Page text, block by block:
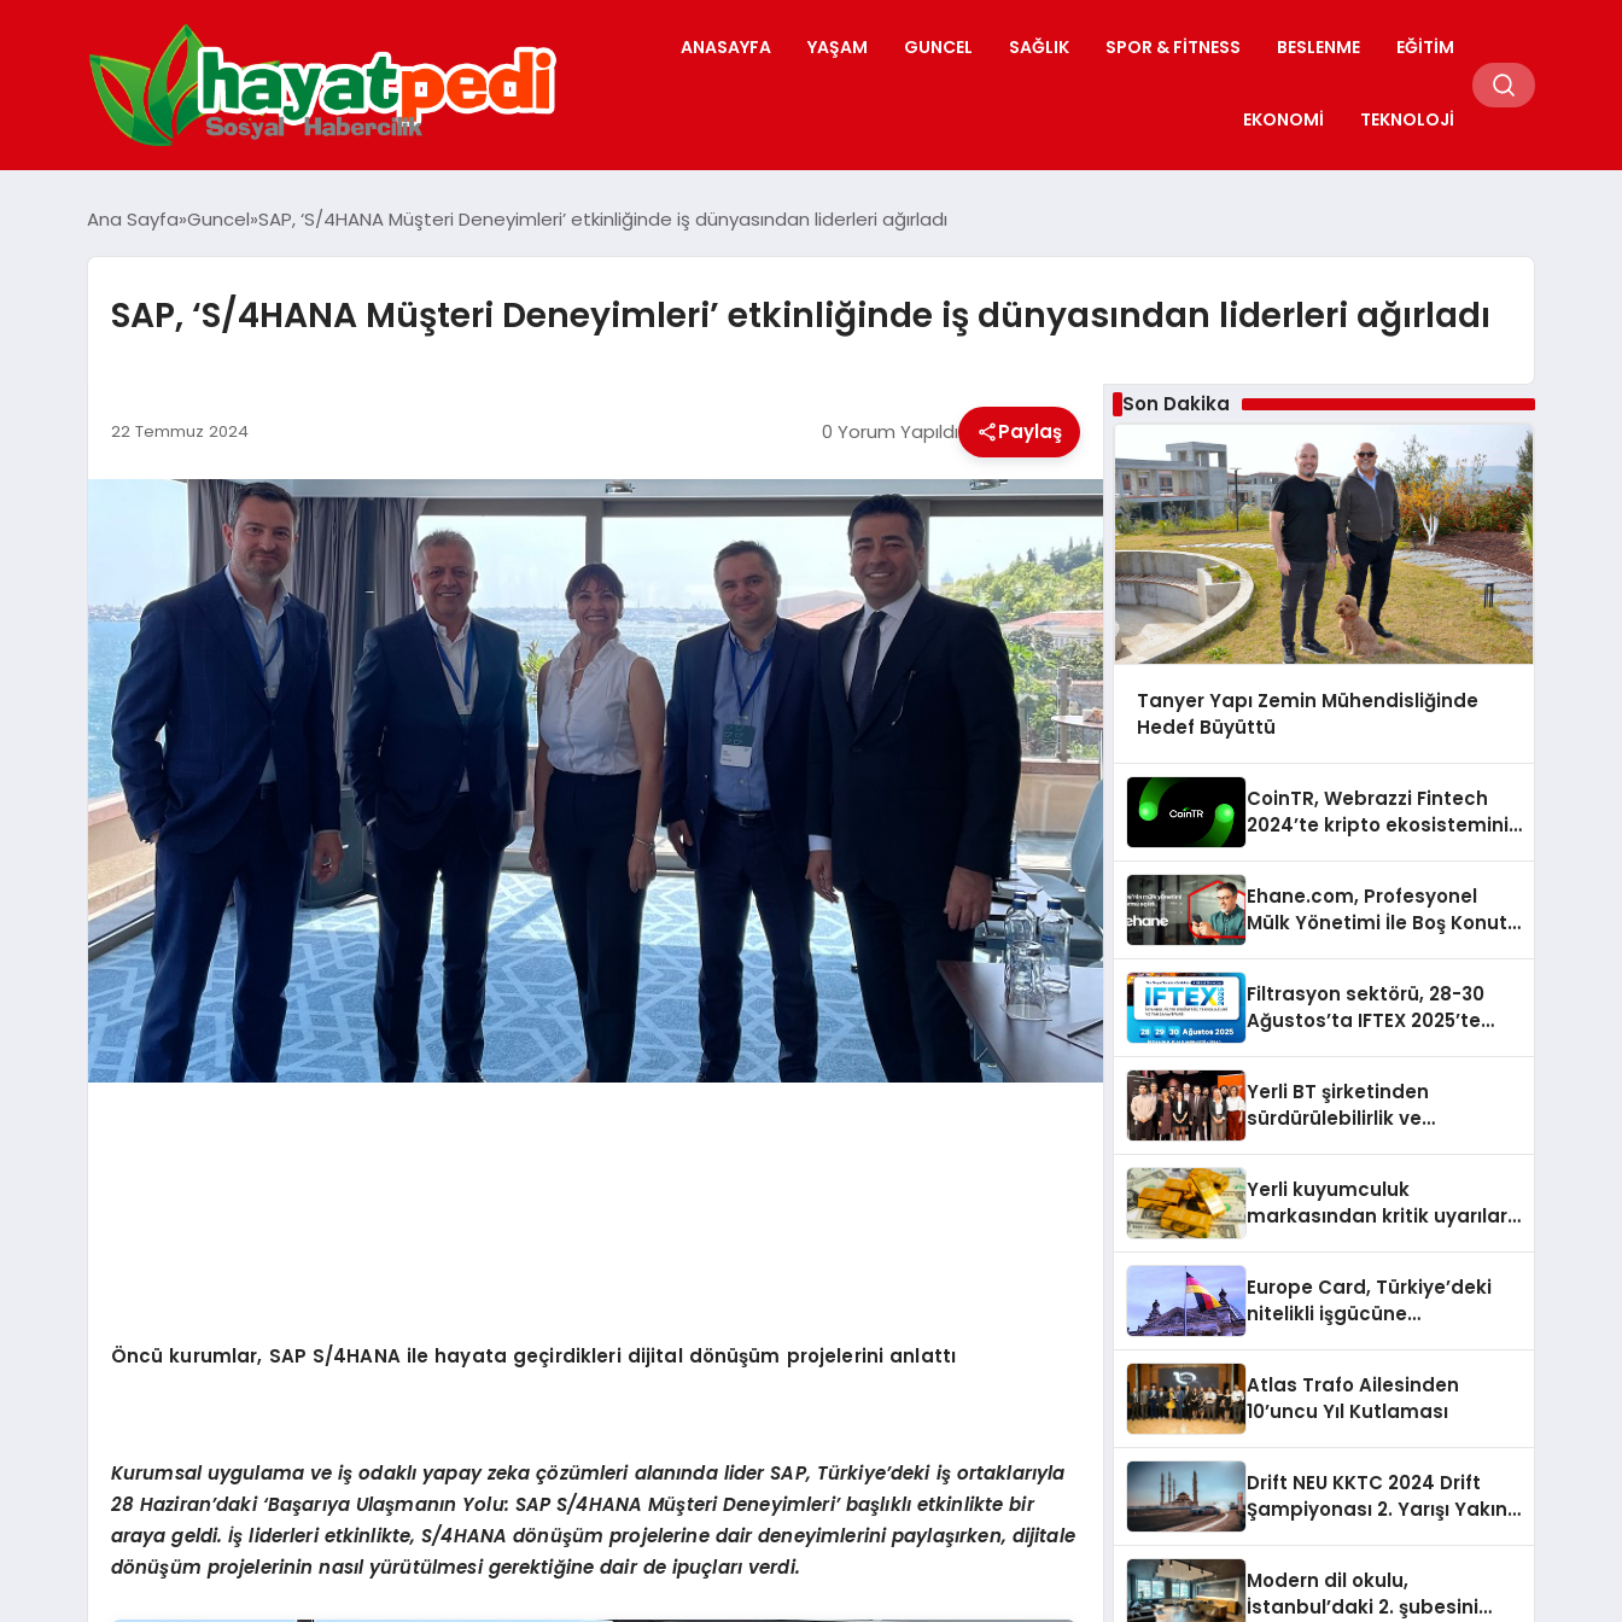
ANASAYFA YAŞAM GUNCEL SAĞLIK SPOR & FITNESS BESLENME EĞITIM
EKONOMI TEKNOLOJI
Ana Sayfa Guncel SAP, ‘S/4HANA Müşteri Deneyimleri’ etkinliğinde iş dünyasından liderleri ağırladı
SAP, ‘S/4HANA Müşteri Deneyimleri’ etkinliğinde iş dünyasından liderleri ağırladı
22 Temmuz 2024 0 Yorum Yapıldı Paylaş
Öncü kurumlar, SAP S/4HANA ile hayata geçirdikleri dijital dönüşüm projelerini anlattı
Kurumsal uygulama ve iş odaklı yapay zeka çözümleri alanında lider SAP, Türkiye’deki iş ortaklarıyla
28 Haziran’daki ‘Başarıya Ulaşmanın Yolu: SAP S/4HANA Müşteri Deneyimleri’ başlıklı etkinlikte bir
araya geldi. İş liderleri etkinlikte, S/4HANA dönüşüm projelerine dair deneyimlerini paylaşırken, dijitale
dönüşüm projelerinin nasıl yürütülmesi gerektiğine dair de ipuçları verdi.
Son Dakika
Tanyer Yapı Zemin Mühendisliğinde
Hedef Büyüttü
CoinTR, Webrazzi Fintech
2024’te kripto ekosisteminin
Ehane.com, Profesyonel
Mülk Yönetimi İle Boş Konut
Filtrasyon sektörü, 28-30
Ağustos’ta IFTEX 2025’te
Yerli BT şirketinden
sürdürülebilirlik ve
Yerli kuyumculuk
markasından kritik uyarılar:
Europe Card, Türkiye’deki
nitelikli işgücüne
Atlas Trafo Ailesinden
10’uncu Yıl Kutlaması
Drift NEU KKTC 2024 Drift
Şampiyonası 2. Yarışı Yakın
Modern dil okulu,
İstanbul’daki 2. şubesini